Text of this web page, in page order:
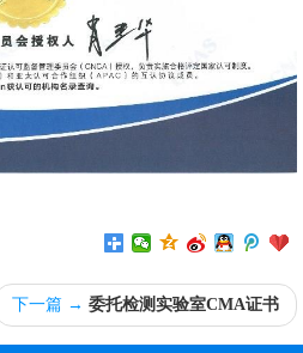
下一篇 → 委托检测实验室CMA证书